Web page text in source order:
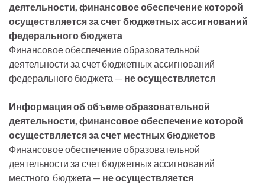
деятельности, финансовое обеспечение которой
осуществляется за счет бюджетных ассигнований
федерального бюджета
Финансовое обеспечение образовательной
деятельности за счет бюджетных ассигнований
федерального бюджета — не осуществляется
Информация об объеме образовательной
деятельности, финансовое обеспечение которой
осуществляется за счет местных бюджетов
Финансовое обеспечение образовательной
деятельности за счет бюджетных ассигнований
местного бюджета — не осуществляется